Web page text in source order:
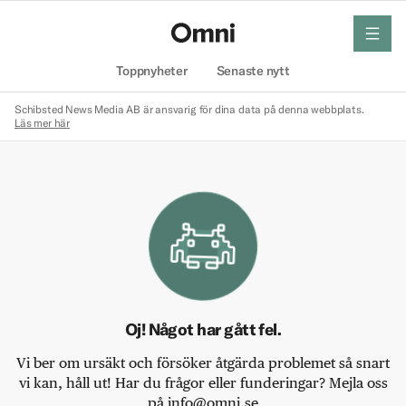
Toppnyheter Senaste nytt
meny
Schibsted News Media AB är ansvarig för dina data på denna webbplats.
Läs mer här
Oj! Något har gått fel.
Vi ber om ursäkt och försöker åtgärda problemet så snart
vi kan, håll ut! Har du frågor eller funderingar? Mejla oss